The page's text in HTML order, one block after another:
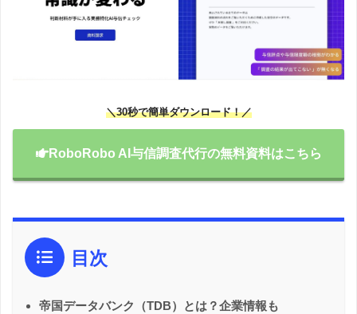
＼30秒で簡単ダウンロード！／
RoboRobo AI与信調査代行の無料資料はこちら
目次
帝国データバンク（TDB）とは？企業情報も